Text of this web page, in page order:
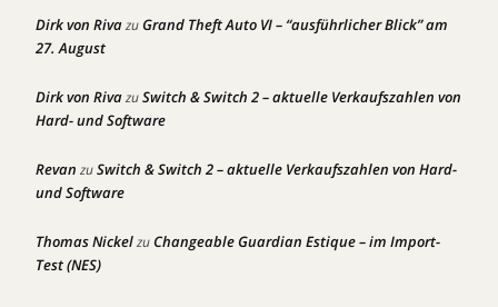
Dirk von RivazuGrand Theft Auto VI – “ausführlicher Blick” am
27. August
Dirk von RivazuSwitch & Switch 2 – aktuelle Verkaufszahlen von
Hard- und Software
Revan zuSwitch & Switch 2 – aktuelle Verkaufszahlen von Hard-
und Software
Thomas NickelzuChangeable Guardian Estique – im Import-
Test (NES)